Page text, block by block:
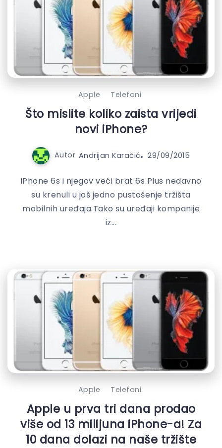
Apple Telefoni
Što mislite koliko zaista vrijedi
novi iPhone?
Autor Andrijan Karačić 29/09/2015
iPhone 6s i njegov veći brat 6s Plus nedavno
su krenuli u još jedno pustošenje tržišta
mobilnih uređaja.Tako su uređaji kompanije
iz...
Apple Telefoni
Apple u prva tri dana prodao
više od 13 milijuna iPhone-a! Za
10 dana dolazi na naše tržište